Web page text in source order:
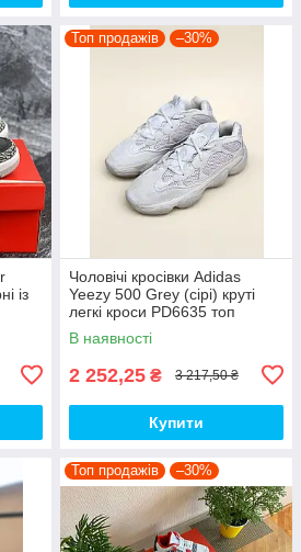
із
Топ продажів –30%
Чоловічі кросівки Adidas
Yeezy 500 Grey (сірі) круті
легкі кроси PD6635 топ
В наявності
2 252,25 ₴ 3 217,50 ₴
Купити
Топ продажів –30%